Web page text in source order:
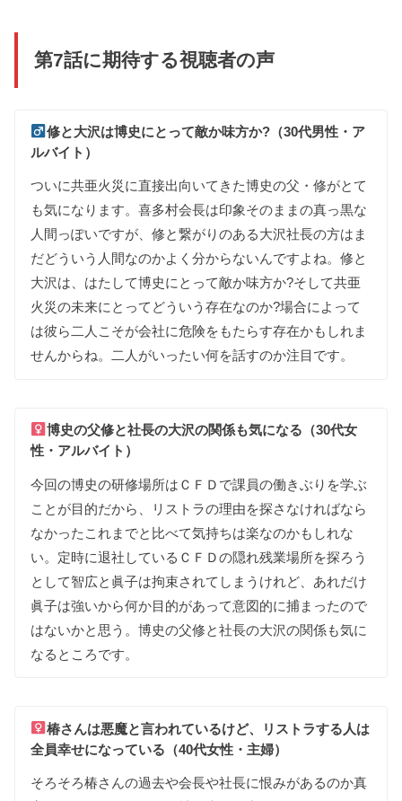
第7話に期待する視聴者の声
修と大沢は博史にとって敵か味方か?（30代男性・ア
ルバイト）
ついに共亜火災に直接出向いて きた博史の父 ・修がとて
も気になります。喜多村会長は印象そのままの真っ黒な
人間っぽいですが、修と繋がりのある大沢社長の方は ま
だどういう 人間なのかよく分からないんですよね。修と
大沢は、 はたして博史にとって敵か味方か?そして共亜
火災の未来にとってどういう存在なのか?場合によって
は彼ら二人こそが会社に危険を もたらす存在かも しれま
せんからね。二人がいったい何を話すのか注目です。
博史の父修と社長の大沢の関係も気になる（30代女
性・アルバイト）
今回の博史の研修場所は ＣＦＤで課員の働きぶりを学ぶ
ことが目的だから リストラの理由を探さなければなら
なかった これまでと 比べて気持ちは楽なのかも しれな
い。 定時に退社している ＣＦＤの隠れ残業場所を探ろう
として智広と 眞子は拘束されて しまうけれど
あれだけ
眞子は強いから何か目的があって意図的に捕まったので
はないかと 思う 。博史の父修と社長の大沢の関係も気に
なる ところです。
椿さんは悪魔と言われているけど、 リストラする 人は
全員幸せになっている（40代女性・主婦）
そろそろ椿さんの過去や会長や社長に恨みがあるのか真